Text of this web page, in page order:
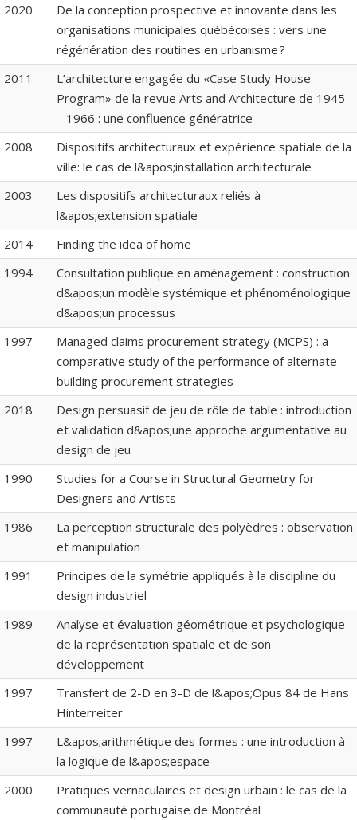
2020
De la conception prospective et innovante dans les
organisations municipales québécoises : vers une
régénération des routines en urbanisme ?
2011
L’architecture engagée du «Case Study House
Program» de la revue Arts and Architecture de 1945
– 1966 : une confluence génératrice
2008
Dispositifs architecturaux et expérience spatiale de la
ville: le cas de l&apos;installation architecturale
2003
Les dispositifs architecturaux reliés à
l&apos;extension spatiale
2014
Finding the idea of home
1994
Consultation publique en aménagement : construction
d&apos;un modèle systémique et phénoménologique
d&apos;un processus
1997
Managed claims procurement strategy (MCPS) : a
comparative study of the performance of alternate
building procurement strategies
2018
Design persuasif de jeu de rôle de table : introduction
et validation d&apos;une approche argumentative au
design de jeu
1990
Studies for a Course in Structural Geometry for
Designers and Artists
1986
La perception structurale des polyèdres : observation
et manipulation
1991
Principes de la symétrie appliqués à la discipline du
design industriel
1989
Analyse et évaluation géométrique et psychologique
de la représentation spatiale et de son
développement
1997
Transfert de 2-D en 3-D de l&apos;Opus 84 de Hans
Hinterreiter
1997
L&apos;arithmétique des formes : une introduction à
la logique de l&apos;espace
2000
Pratiques vernaculaires et design urbain : le cas de la
communauté portugaise de Montréal